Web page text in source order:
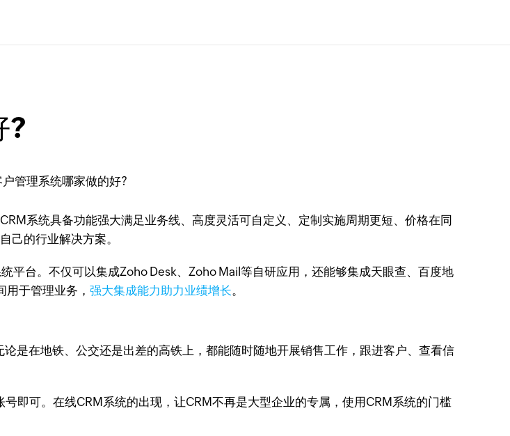
?
CRM系统具备功能强大满足业务线、高度灵活可自定义、定制实施周期更短、价格在同
己的行业解决方案。
平台。不仅可以集成Zoho Desk、Zoho Mail等自研应用，还能够集成天眼查、百度地
用于管理业务，强大集成能力助力业绩增长。
论是在地铁、公交还是出差的高铁上，都能随时随地开展销售工作，跟进客户、查看信
即可。在线CRM系统的出现，让CRM不再是大型企业的专属，使用CRM系统的门槛